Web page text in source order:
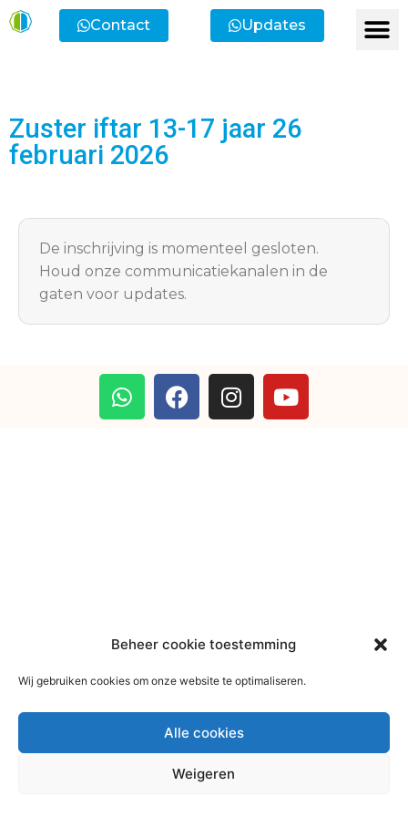
Beheer cookie toestemming
Wij gebruiken cookies om onze website te optimaliseren.
Alle cookies
Weigeren
Contact Updates
Zuster iftar 13-17 jaar 26
februari 2026
De inschrijving is momenteel gesloten.
Houd onze communicatiekanalen in de
gaten voor updates.